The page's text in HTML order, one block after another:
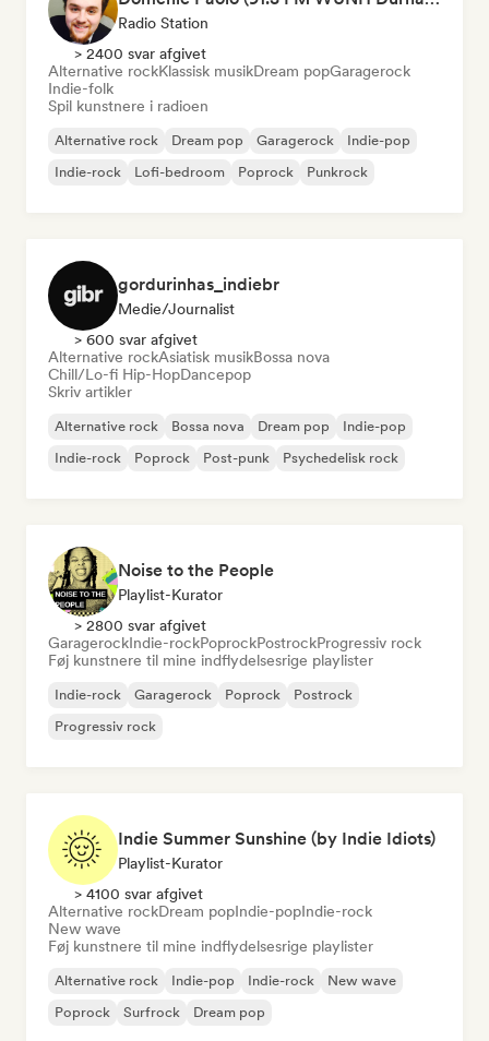
Radio Station
> 2400 svar afgivet
Alternative rockKlassisk musikDream popGaragerock
Indie-folk
Spil kunstnere i radioen
Alternative rock Dream pop Garagerock
Indie-pop
Indie-rock
Lofi-bedroom Poprock Punkrock
gordurinhas_indiebr
Medie/journalist
> 600 svar afgivet
Alternative rockAsiatisk musikBossa nova
Chill/Lo-fi Hip-HopDancepop
Skriv artikler
Alternative rock Bossa nova Dream pop
Indie-pop
Indie-rock
Poprock Post-punk Psychedelisk rock
Noise to the People
Playlist-Kurator
> 2800 svar afgivet
GaragerockIndie-rockPoprockPostrockProgressiv rock
Føj kunstnere til mine indflydelsesrige playlister
Indie-rock Garagerock Poprock
Postrock
Progressiv rock
Indie Summer Sunshine (by Indie Idiots)
Playlist-Kurator
> 4100 svar afgivet
Alternative rockDream popIndie-popIndie-rock
New wave
Føj kunstnere til mine indflydelsesrige playlister
Alternative rock Indie-pop Indie-rock
New wave
Poprock
Surfrock Dream pop